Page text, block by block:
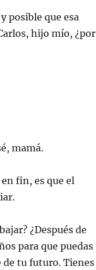
posible que esa
hijo mío, ¿por
mamá.
fin, es que el
¿Después de
para que puedas
de tu futuro. Tienes